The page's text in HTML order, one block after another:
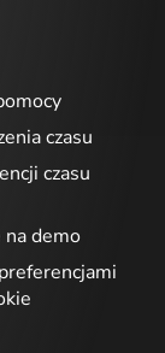
czasu
czasu
demo